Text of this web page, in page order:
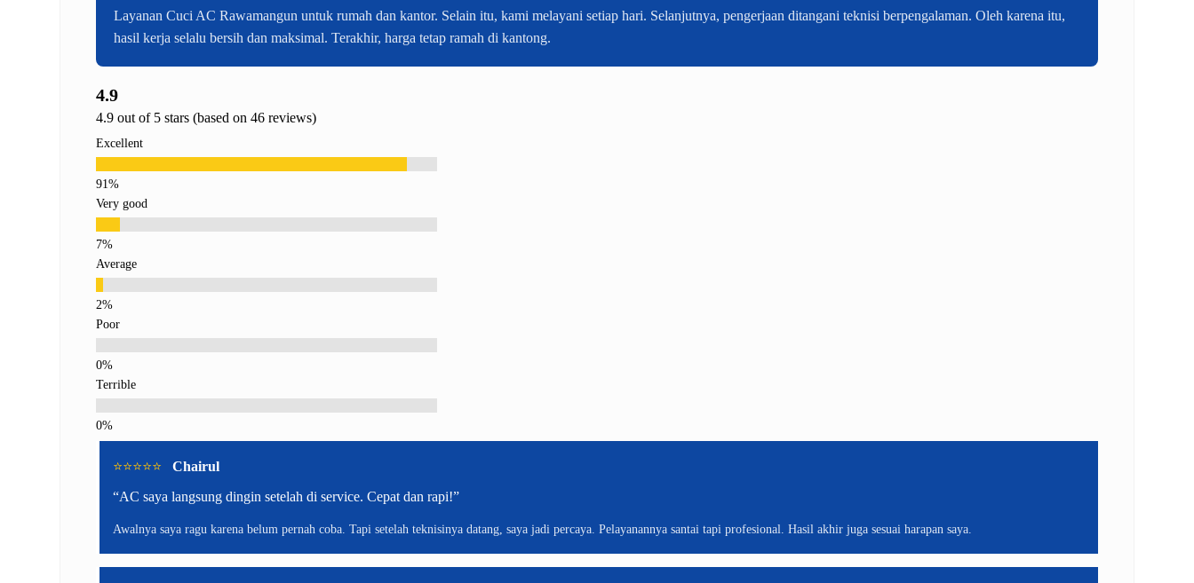
Layanan Cuci AC Rawamangun untuk rumah dan kantor. Selain itu, kami melayani setiap hari. Selanjutnya, pengerjaan ditangani teknisi berpengalaman. Oleh karena itu,
hasil kerja selalu bersih dan maksimal. Terakhir, harga tetap ramah di kantong.
4.9
4.9 out of 5 stars (based on 46 reviews)
Excellent
Very good
Average
Poor
Terrible
⭐️⭐️⭐️⭐️⭐️
Chairul
“AC saya langsung dingin setelah di service. Cepat dan rapi!”
Awalnya saya ragu karena belum pernah coba. Tapi setelah teknisinya datang, saya jadi percaya. Pelayanannya santai tapi profesional. Hasil akhir juga sesuai harapan saya.